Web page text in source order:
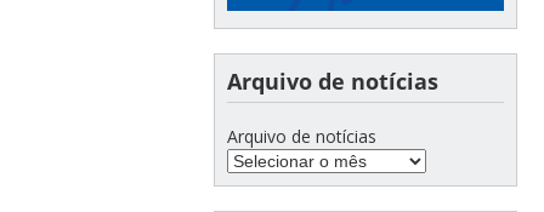
Arquivo de notícias
Arquivo de notícias